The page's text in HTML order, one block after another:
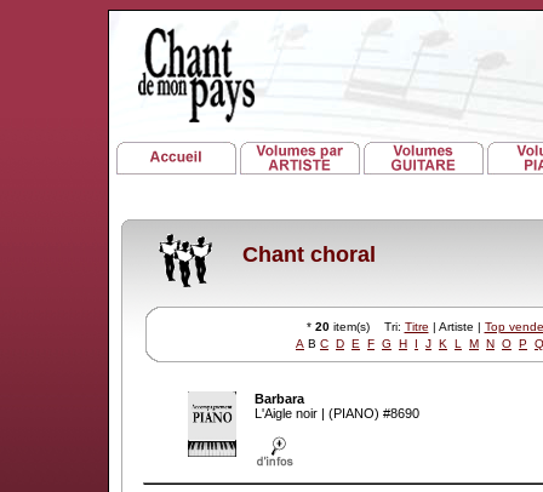
Chant choral
* 20item(s) Tri: Titre | Artiste | Top
A B C D E F G H I J K L M N O P Q
Barbara
L'Aigle noir | (PIANO) #8690